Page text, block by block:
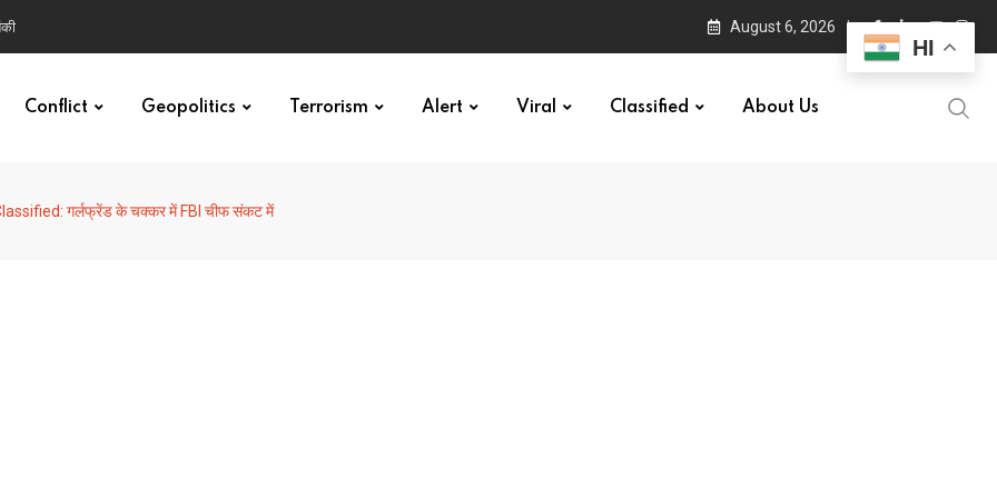
August 6, 2026
Conflict Geopolitics Terrorism Alert Viral Classified About Us
गर्लफ्रेंड के चक्कर में FBI चीफ संकट में
HI